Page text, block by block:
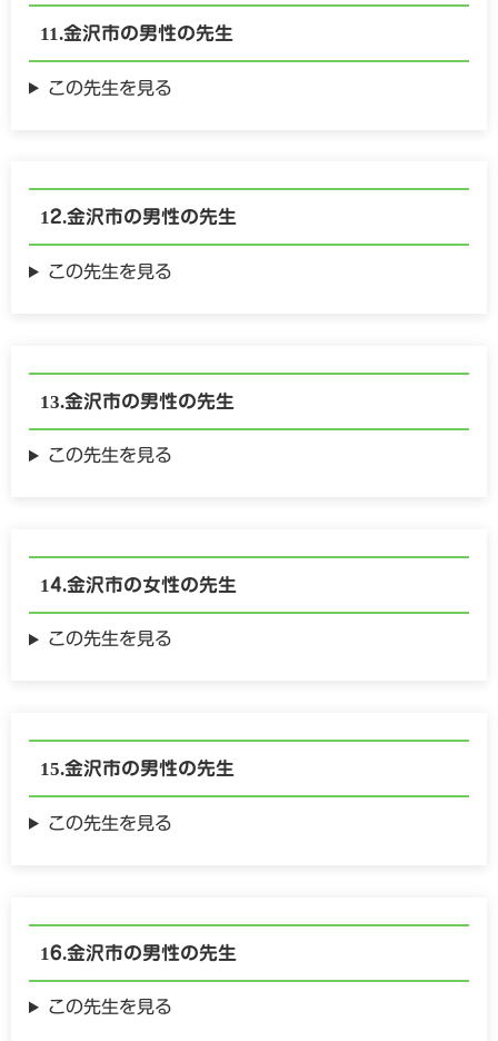
金沢市の男性の先生
この先生を見る
金沢市の男性の先生
この先生を見る
金沢市の男性の先生
この先生を見る
金沢市の女性の先生
この先生を見る
金沢市の男性の先生
この先生を見る
金沢市の男性の先生
この先生を見る